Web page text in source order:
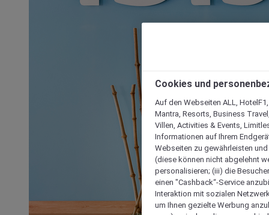
Cookies und
Auf den Webseiten ALL,
Mantra, Resorts, Business
Villen, Activities & Events,
Informationen auf Ihrem
Webseiten zu gewährleisten
(diese können nicht abgelehnt
personalisieren; (iii) die
einen "Cashback“-Service
Interaktion mit sozialen
um Ihnen gezielte Werbung